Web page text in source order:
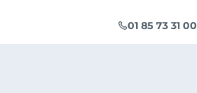
01 85 73 31 00